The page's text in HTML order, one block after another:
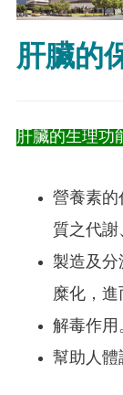
肝臟的
肝臟的生理功
營養素的
質之代謝
製造及
糜化，進
解毒作用
幫助人體